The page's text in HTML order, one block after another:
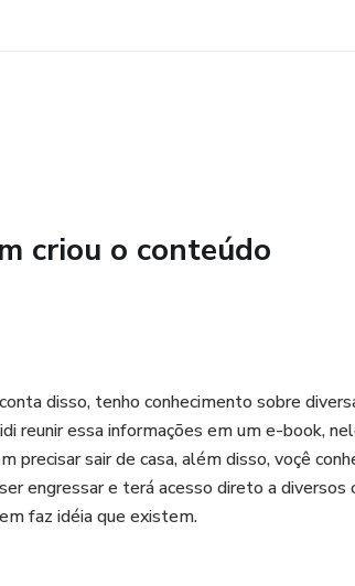
makes e 1 livre
criou o conteúdo
disso, tenho conhecimento sobre
reunir essa informações em um e-book,
precisar sair de casa, além disso, voçê
engressar e terá acesso direto a
faz idéia que existem.